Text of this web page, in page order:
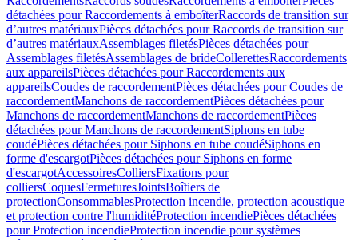
détachées pour Raccordements à emboîterRaccords de transition sur
d’autres matériauxPièces détachées pour Raccords de transition sur
d’autres matériauxAssemblages filetésPièces détachées pour
Assemblages filetésAssemblages de brideCollerettesRaccordements
aux appareilsPièces détachées pour Raccordements aux
appareilsCoudes de raccordementPièces détachées pour Coudes de
raccordementManchons de raccordementPièces détachées pour
Manchons de raccordementManchons de raccordementPièces
détachées pour Manchons de raccordementSiphons en tube
coudéPièces détachées pour Siphons en tube coudéSiphons en
forme d'escargotPièces détachées pour Siphons en forme
d'escargotAccessoiresColliersFixations pour
colliersCoquesFermeturesJointsBoîtiers de
protectionConsommablesProtection incendie, protection acoustique
et protection contre l'humiditéProtection incendiePièces détachées
pour Protection incendieProtection incendie pour systèmes